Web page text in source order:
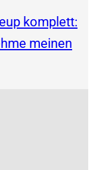
komplett:
meinen